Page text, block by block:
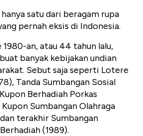
satu dari beragam rupa
pernah eksis di Indonesia.
1980-an, atau 44 tahun lalu,
banyak kebijakan undian
Sebut saja seperti Lotere
Tanda Sumbangan Sosial
Berhadiah Porkas
Sumbangan Olahraga
terakhir Sumbangan
(1989).